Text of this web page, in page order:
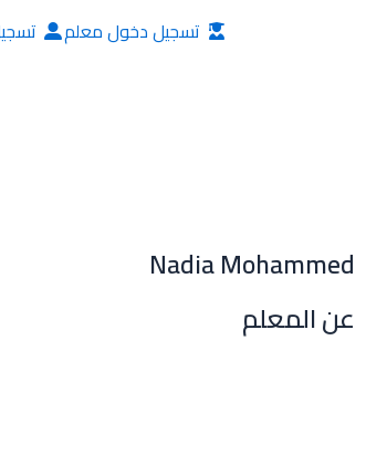
تسجيل دخول معلم
Nadia Mohammed
عن المعلم